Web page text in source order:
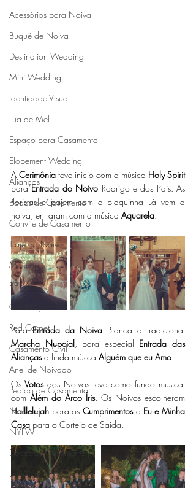
Acessórios para Noiva
Buquê de Noiva
Destination Wedding
Mini Wedding
Identidade Visual
Lua de Mel
Espaço para Casamento
Elopement Wedding
Alianças
Bodas de Casamento
Convite de Casamento
Traje do Noivo
Makeup
BBFW
Celebrações
Red Carpet
Casamento Civil
Anel de Noivado
Pedido de Casamento
Noivado
NYFW
Doces de Casamento
LFW
A Cerimônia teve inicio com a música Holy Spirit
para Entrada do Noivo Rodrigo e dos Pais. As
floristas e pajem com a plaquinha Lá vem a
noiva, entraram com a música Aquarela
Para Entrada da Noiva
Marcha Nupcial, para especial Entrada das
Alianças a linda música Alguém que eu Amo.
Os Votos dos Noivos teve como fundo musical
com Além do Arco Íris
Halllelujah para os Cumprimentos e Eu e Minha
Casa para o Cortejo de Saída.